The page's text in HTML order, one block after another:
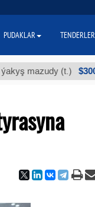
(t.) $300
PUDAKLAR TENDERLER